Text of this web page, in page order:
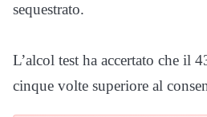
sequestrato.
L’alcol test ha accertato che il
cinque volte superiore al